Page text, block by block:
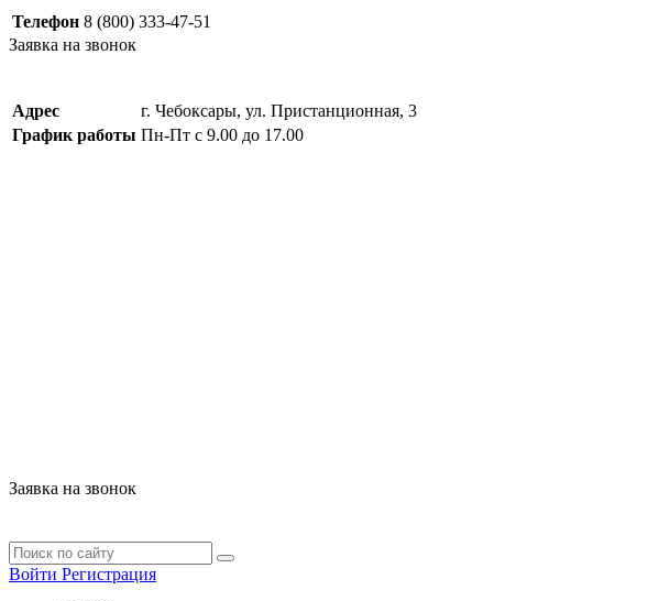
Телефон 8 (800) 333-47-51
Заявка на звонок
Адрес
г. Чебоксары, ул. Пристанционная, 3
График работы Пн-Пт с 9.00 до 17.00
Заявка на звонок
Войти Регистрация